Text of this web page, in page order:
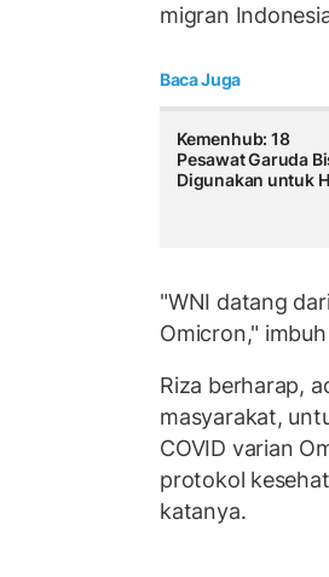
migran
Baca Juga
Kemenhub: 18
Pesawat Garuda
Digunakan untuk
"WNI datang
Omicron," imbuh
Riza berharap,
masyarakat,
COVID varian
protokol
katanya.